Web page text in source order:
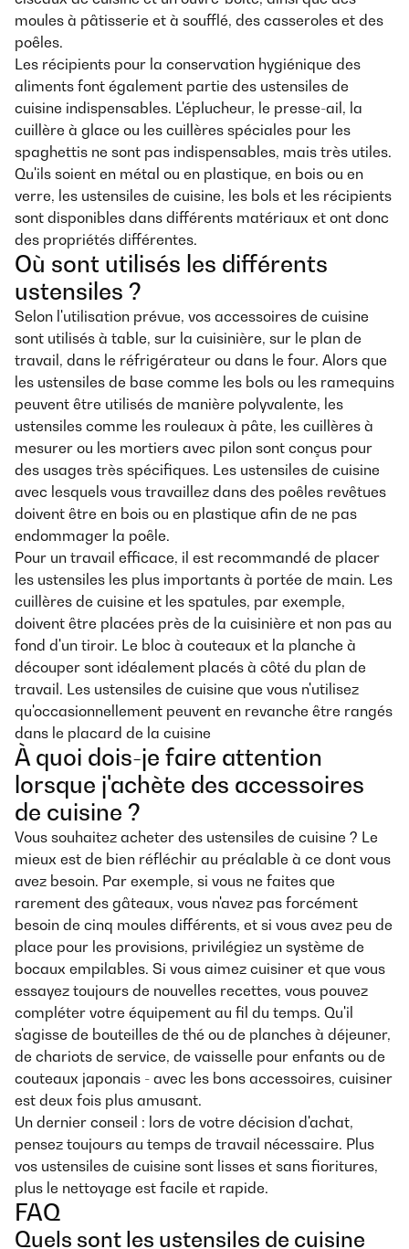
moules à pâtisserie et à soufflé, des casseroles et des
poêles.
Les récipients pour la conservation hygiénique des
aliments font également partie des ustensiles de
cuisine indispensables. L'éplucheur, le presse-ail, la
cuillère à glace ou les cuillères spéciales pour les
spaghettis ne sont pas indispensables, mais très utiles.
Qu'ils soient en métal ou en plastique, en bois ou en
verre, les ustensiles de cuisine, les bols et les récipients
sont disponibles dans différents matériaux et ont donc
des propriétés différentes.
Où sont utilisés les différents
ustensiles ?
Selon l'utilisation prévue, vos accessoires de cuisine
sont utilisés à table, sur la cuisinière, sur le plan de
travail, dans le réfrigérateur ou dans le four. Alors que
les ustensiles de base comme les bols ou les ramequins
peuvent être utilisés de manière polyvalente, les
ustensiles comme les rouleaux à pâte, les cuillères à
mesurer ou les mortiers avec pilon sont conçus pour
des usages très spécifiques. Les ustensiles de cuisine
avec lesquels vous travaillez dans des poêles revêtues
doivent être en bois ou en plastique afin de ne pas
endommager la poêle.
Pour un travail efficace, il est recommandé de placer
les ustensiles les plus importants à portée de main. Les
cuillères de cuisine et les spatules, par exemple,
doivent être placées près de la cuisinière et non pas au
fond d'un tiroir. Le bloc à couteaux et la planche à
découper sont idéalement placés à côté du plan de
travail. Les ustensiles de cuisine que vous n'utilisez
qu'occasionnellement peuvent en revanche être rangés
dans le placard de la cuisine
À quoi dois-je faire attention
lorsque j'achète des accessoires
de cuisine ?
Vous souhaitez acheter des ustensiles de cuisine ? Le
mieux est de bien réfléchir au préalable à ce dont vous
avez besoin. Par exemple, si vous ne faites que
rarement des gâteaux, vous n'avez pas forcément
besoin de cinq moules différents, et si vous avez peu de
place pour les provisions, privilégiez un système de
bocaux empilables. Si vous aimez cuisiner et que vous
essayez toujours de nouvelles recettes, vous pouvez
compléter votre équipement au fil du temps. Qu'il
s'agisse de bouteilles de thé ou de planches à déjeuner,
de chariots de service, de vaisselle pour enfants ou de
couteaux japonais - avec les bons accessoires, cuisiner
est deux fois plus amusant.
Un dernier conseil : lors de votre décision d'achat,
pensez toujours au temps de travail nécessaire. Plus
vos ustensiles de cuisine sont lisses et sans fioritures,
plus le nettoyage est facile et rapide.
FAQ
Quels sont les ustensiles de cuisine